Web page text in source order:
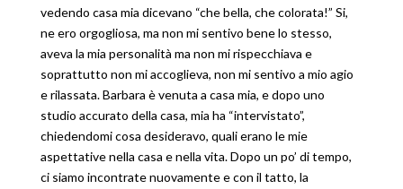
vedendo casa mia dicevano “che bella, che colorata!” Si,
ne ero orgogliosa, ma non mi sentivo bene lo stesso,
aveva la mia personalità ma non mi rispecchiava e
soprattutto non mi accoglieva, non mi sentivo a mio agio
e rilassata. Barbara è venuta a casa mia, e dopo uno
studio accurato della casa, mia ha “intervistato”,
chiedendomi cosa desideravo, quali erano le mie
aspettative nella casa e nella vita. Dopo un po’ di tempo,
ci siamo incontrate nuovamente e con il tatto, la